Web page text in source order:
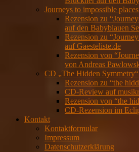
Journeys to impossible places
Rezension zu
auf den Babyblauen
Rezension zu
auf Gaesteliste.de
Rezension von
von Andreas
CD „The Hidden Symmetry“
Rezension zu “the
CD-Review auf
Rezension von “the
CD-Rezension im
Kontakt
Kontaktformular
Impressum
Datenschutzerklärung